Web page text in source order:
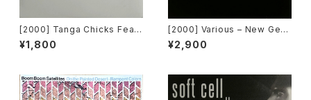
[2000] Tanga Chicks Featu
ring Dimitri & Tom – Brasil
Over Zurich [Subliminal][2
¥1,800
[2000] Various – New Gen
eration / Back To The "Dis
co" ~私もDiscoへ連れていっ
¥2,900